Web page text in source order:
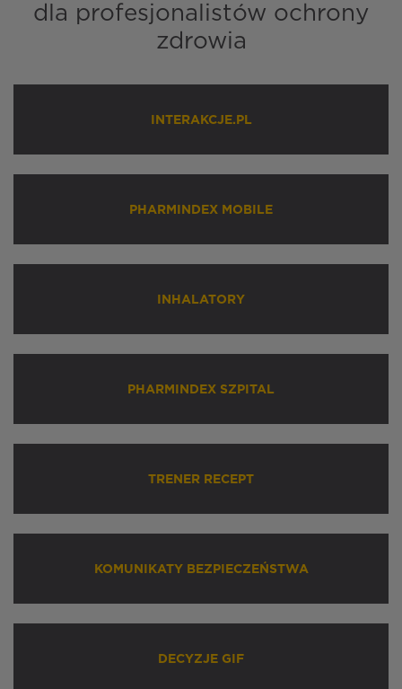
dla profesjonalistów ochrony
zdrowia
INTERAKCJE.PL
PHARMINDEX MOBILE
INHALATORY
PHARMINDEX SZPITAL
TRENER RECEPT
KOMUNIKATY BEZPIECZEŃSTWA
DECYZJE GIF